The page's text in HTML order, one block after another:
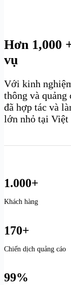
Hơn 1,000
vụ
Với kinh
thông và
đã hợp tác và
lớn nhỏ tại
1.000+
Khách hàng
170+
Chiến dịch quảng cáo
99%